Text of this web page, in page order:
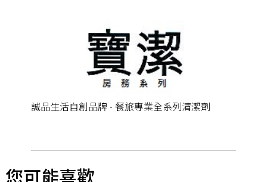
誠品生活自創品牌 - 餐旅專業全系列清潔劑
您可能喜歡